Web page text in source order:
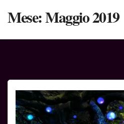
Mese:Maggio 2019